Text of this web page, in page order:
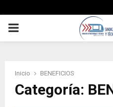
PRIMARY
Inicio BENEFICIOS
Categoría: